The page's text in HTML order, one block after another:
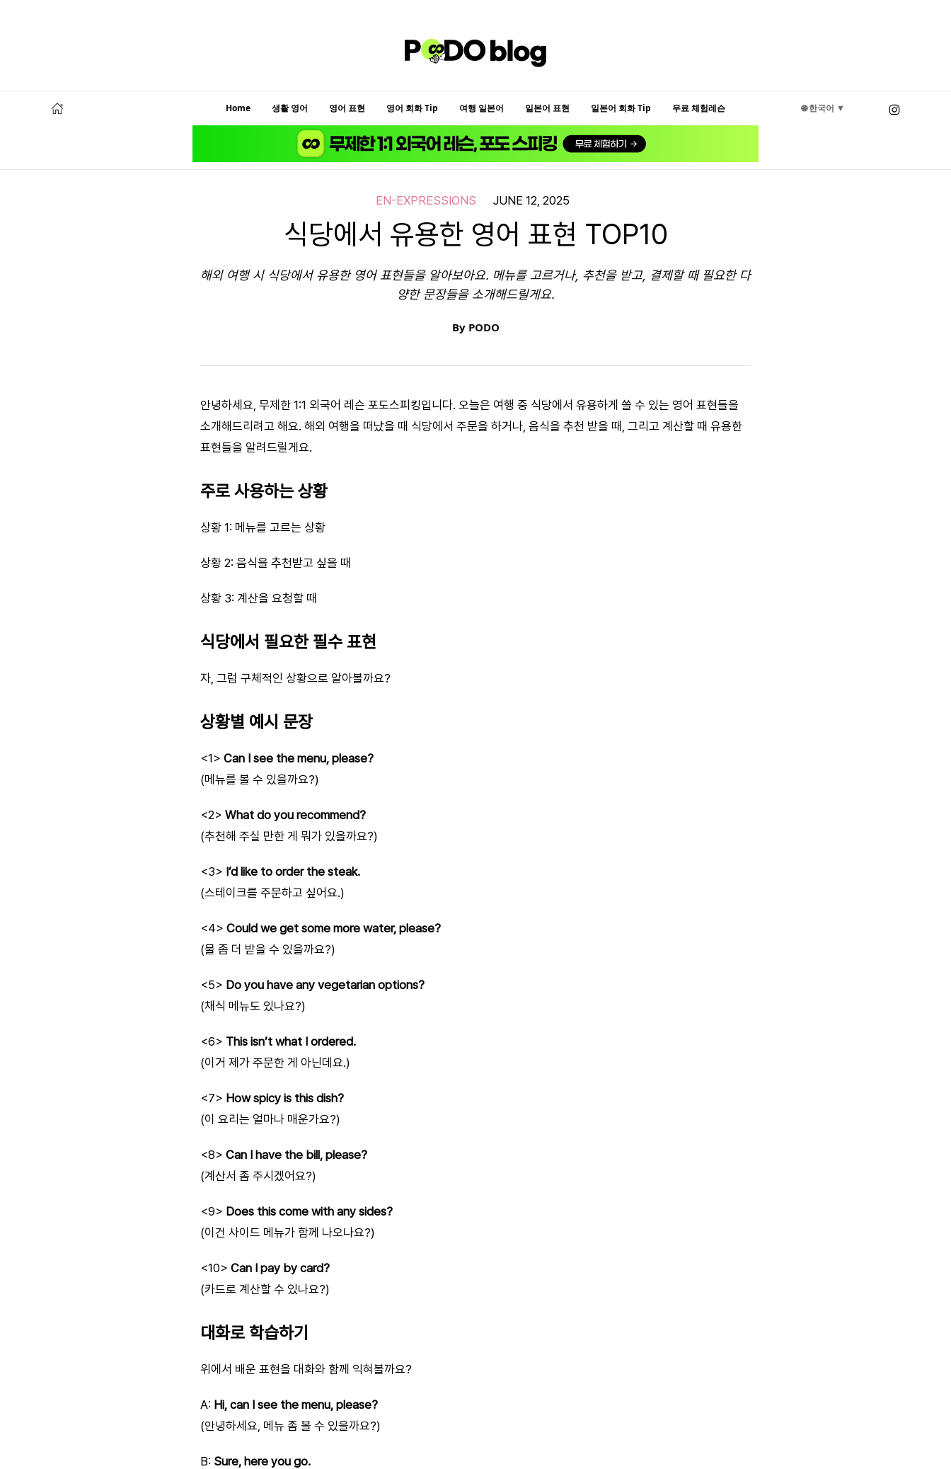
Home 생활 영어 영어 표현 영어 회화 Tip 여행 일본어 일본어 표현 일본어 회화 Tip 무료 체험레슨 🌐 한국어 ▼
EN-EXPRESSIONS JUNE 12, 2025
식당에서 유용한 영어 표현 TOP10
해외 여행 시 식당에서 유용한 영어 표현들을 알아보아요. 메뉴를 고르거나, 추천을 받고, 결제할 때 필요한 다
양한 문장들을 소개해드릴게요.
By PODO
안녕하세요, 무제한 1:1 외국어 레슨 포도스피킹입니다. 오늘은 여행 중 식당에서 유용하게 쓸 수 있는 영어 표현들을
소개해드리려고 해요. 해외 여행을 떠났을 때 식당에서 주문을 하거나, 음식을 추천 받을 때, 그리고 계산할 때 유용한
표현들을 알려드릴게요.
주로 사용하는 상황
상황 1: 메뉴를 고르는 상황
상황 2: 음식을 추천받고 싶을 때
상황 3: 계산을 요청할 때
식당에서 필요한 필수 표현
자, 그럼 구체적인 상황으로 알아볼까요?
상황별 예시 문장
<1> Can I see the menu, please?
(메뉴를 볼 수 있을까요?)
<2> What do you recommend?
(추천해 주실 만한 게 뭐가 있을까요?)
<3> I’d like to order the steak.
(스테이크를 주문하고 싶어요.)
<4> Could we get some more water, please?
(물 좀 더 받을 수 있을까요?)
<5> Do you have any vegetarian options?
(채식 메뉴도 있나요?)
<6> This isn’t what I ordered.
(이거 제가 주문한 게 아닌데요.)
<7> How spicy is this dish?
(이 요리는 얼마나 매운가요?)
<8> Can I have the bill, please?
(계산서 좀 주시겠어요?)
<9> Does this come with any sides?
(이건 사이드 메뉴가 함께 나오나요?)
<10> Can I pay by card?
(카드로 계산할 수 있나요?)
대화로 학습하기
위에서 배운 표현을 대화와 함께 익혀볼까요?
A: Hi, can I see the menu, please?
(안녕하세요, 메뉴 좀 볼 수 있을까요?)
B: Sure, here you go.